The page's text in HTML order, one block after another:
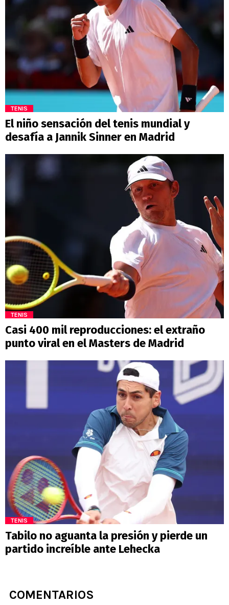
TENIS
El niño sensación del tenis mundial y
desafía a Jannik Sinner en Madrid
TENIS
Casi 400 mil reproducciones: el extraño
punto viral en el Masters de Madrid
TENIS
Tabilo no aguanta la presión y pierde un
partido increíble ante Lehecka
COMENTARIOS